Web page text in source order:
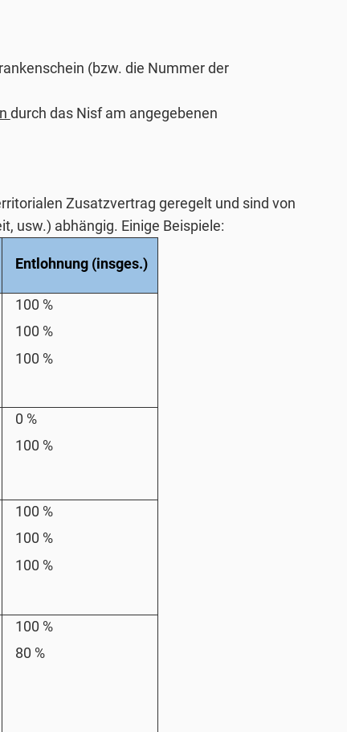
(bzw. die Nummer der
durch das Nisf am angegebenen
Zusatzvertrag geregelt und sind von
usw.) abhängig. Einige Beispiele:
Entlohnung (insges.)
100 %
100 %
100 %
0 %
100 %
100 %
100 %
100 %
100 %
80 %